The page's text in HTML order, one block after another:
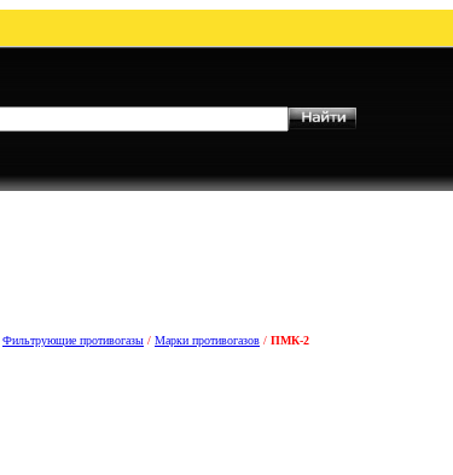
Фильтрующие противогазы / Марки противогазов / ПМК-2